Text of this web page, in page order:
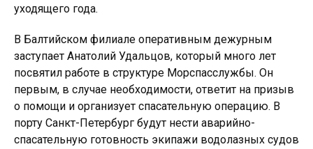
уходящего года.
В Балтийском филиале оперативным дежурным
заступает Анатолий Удальцов, который много лет
посвятил работе в структуре Морспасслужбы. Он
первым, в случае необходимости, ответит на призыв
о помощи и организует спасательную операцию. В
порту Санкт-Петербург будут нести аварийно-
спасательную готовность экипажи водолазных судов